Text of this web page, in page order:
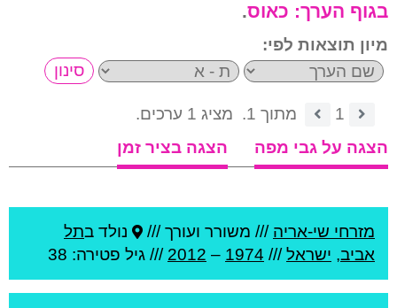
בגוף הערך: כאוס.
מיון תוצאות לפי:
1 מתוך 1.
מציג 1 ערכים.
הצגה על גבי מפה
הצגה בציר זמן
מזרחי שי-אריה /// משורר ועורך /// נולד בתל
אביב, ישראל///
1974
–
2012 /// גיל פטירה: 38